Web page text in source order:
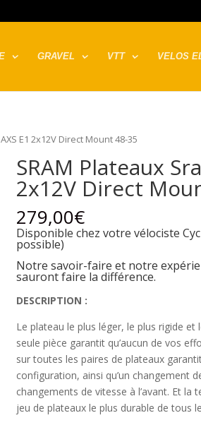
GRAVEL VTT VELOS
E1 2x12V Direct Mount 48-35
SRAM Plateaux
2x12V Direct
279,00€
Disponible chez votre vélociste
possible)
Notre savoir-faire et notre
sauront faire la différence.
DESCRIPTION :
Le plateau le plus léger, le plus rigide
seule pièce garantit qu’aucun de vos
sur toutes les paires de plateaux
configuration, ainsi qu’un changement
changements de vitesse à l’avant. Et
jeu de plateaux le plus durable de tous